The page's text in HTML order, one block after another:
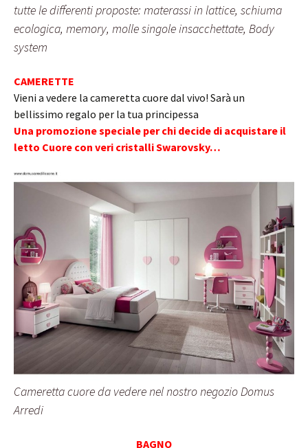
tutte le differenti proposte: materassi in lattice, schiuma
ecologica, memory, molle singole insacchettate, Body
system
CAMERETTE
Vieni a vedere la cameretta cuore dal vivo! Sarà un
bellissimo regalo per la tua principessa
Una promozione speciale per chi decide di acquistare il
letto Cuore con veri cristalli Swarovsky…
Cameretta cuore da vedere nel nostro negozio Domus
Arredi
BAGNO